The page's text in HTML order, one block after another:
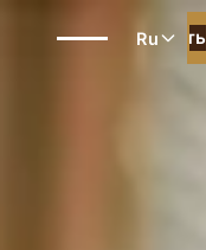
Ru
Забронировать